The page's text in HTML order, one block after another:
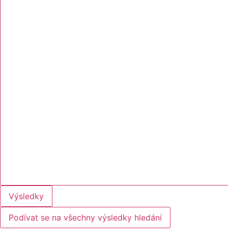
Výsledky
Podívat se na všechny výsledky hledání